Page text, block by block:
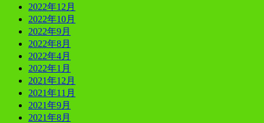
2022年12月
2022年10月
2022年9月
2022年8月
2022年4月
2022年1月
2021年12月
2021年11月
2021年9月
2021年8月